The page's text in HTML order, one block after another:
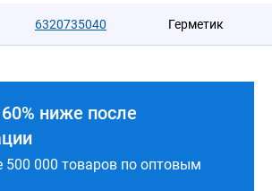
6320735040 Герметик
ниже после
500 000 товаров по оптовым